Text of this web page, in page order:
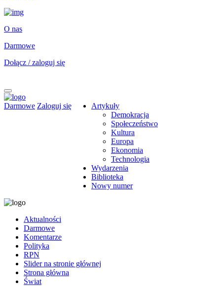
O nas
Darmowe
Dołącz / zaloguj się
Darmowe Zaloguj się
Artykuły
Demokracja
Społeczeństwo
Kultura
Europa
Ekonomia
Technologia
Wydarzenia
Biblioteka
Nowy numer
Aktualności
Darmowe
Komentarze
Polityka
RPN
Slider na stronie głównej
Strona główna
Świat